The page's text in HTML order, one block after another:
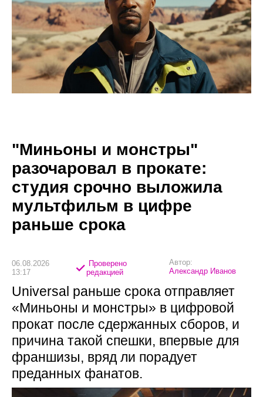
"Миньоны и монстры"
разочаровал в прокате:
студия срочно выложила
мультфильм в цифре
раньше срока
06.08.2026
13:17
Проверено
редакцией
Автор:
Александр Иванов
Universal раньше срока отправляет
«Миньоны и монстры» в цифровой
прокат после сдержанных сборов, и
причина такой спешки, впервые для
франшизы, вряд ли порадует
преданных фанатов.